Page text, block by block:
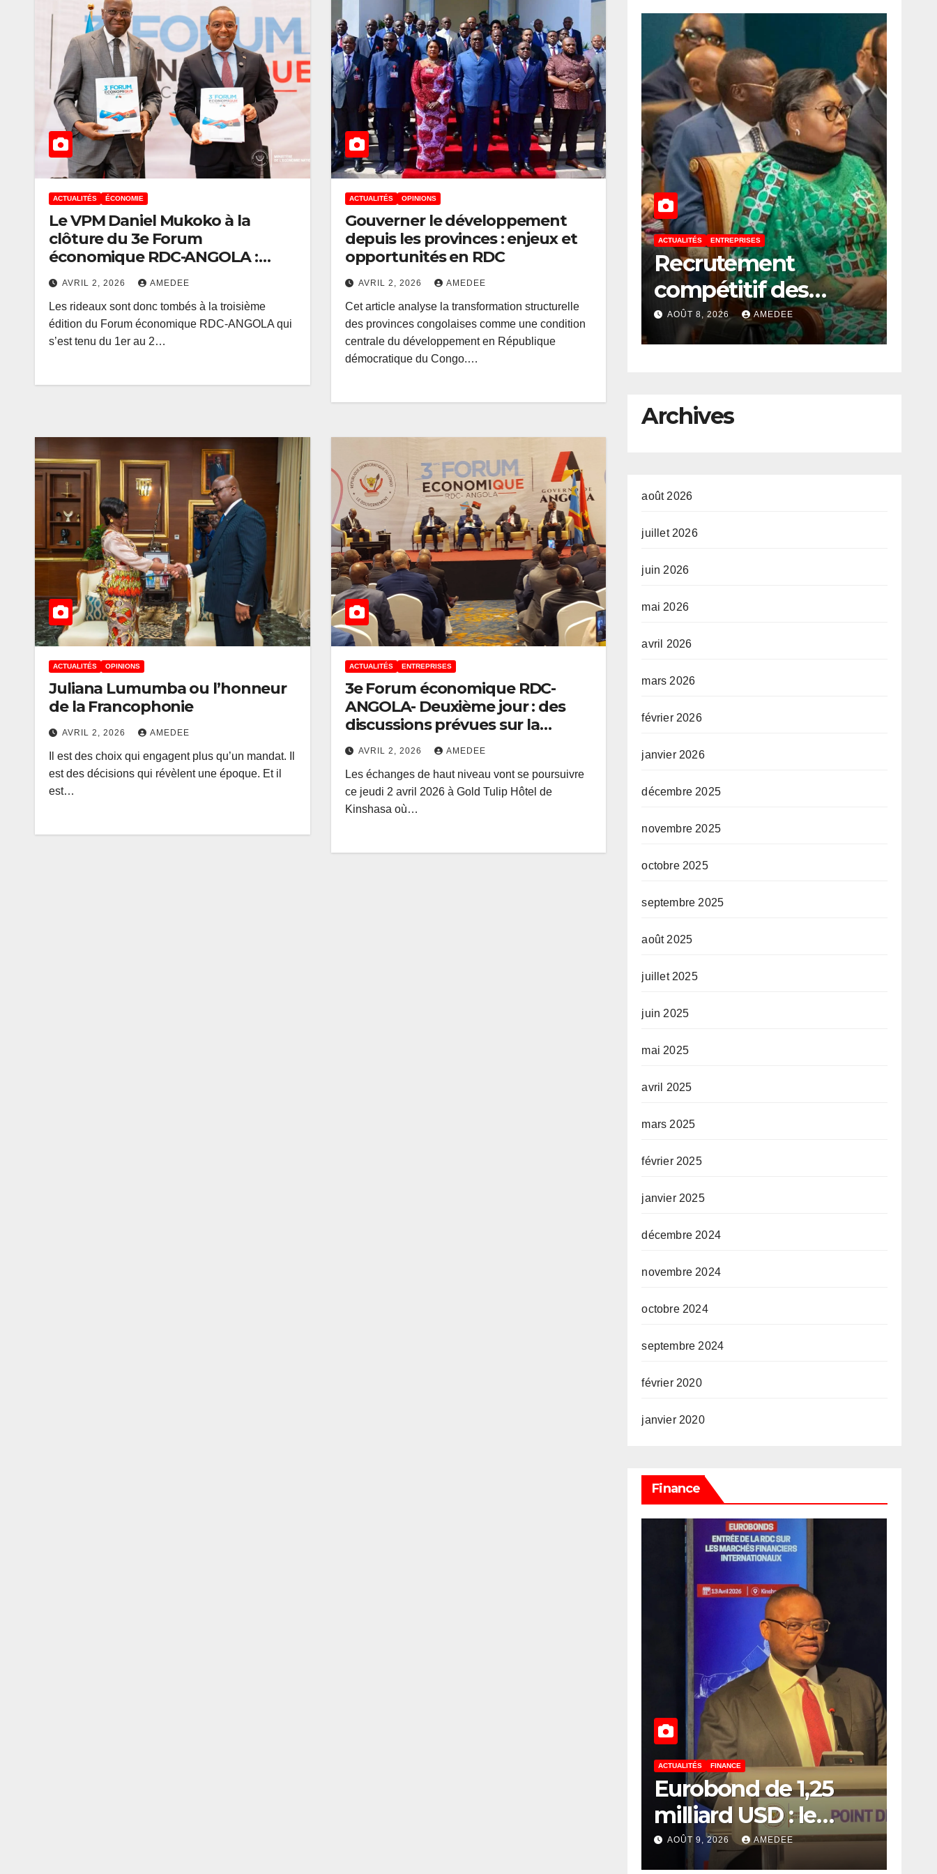
ACTUALITÉS ÉCONOMIE
Le VPM Daniel Mukoko à la
clôture du 3e Forum
économique RDC-ANGOLA :
« Nous sommes passés de la
simple intention de coopérer à
la définition de stratégies
sectorielles claires »
AVRIL 2, 2026 AMEDEE
Les rideaux sont donc tombés à la troisième
édition du Forum économique RDC-ANGOLA qui
s’est tenu du 1er au 2…
ACTUALITÉS OPINIONS
Gouverner le développement
depuis les provinces : enjeux et
opportunités en RDC
AVRIL 2, 2026 AMEDEE
Cet article analyse la transformation structurelle
des provinces congolaises comme une condition
centrale du développement en République
démocratique du Congo.…
ACTUALITÉS OPINIONS
Juliana Lumumba ou l’honneur
de la Francophonie
AVRIL 2, 2026 AMEDEE
Il est des choix qui engagent plus qu’un mandat. Il
est des décisions qui révèlent une époque. Et il
est…
ACTUALITÉS ENTREPRISES
3e Forum économique RDC-
ANGOLA- Deuxième jour : des
discussions prévues sur la
pêche, les transports, les
hydrocarbures et l’électricité
AVRIL 2, 2026 AMEDEE
Les échanges de haut niveau vont se poursuivre
ce jeudi 2 avril 2026 à Gold Tulip Hôtel de
Kinshasa où…
Eurobond de 1,25
milliard USD : le
député Flory
Mapamboli relève 4
paradoxes sur cet
endettement du
ACTUALITÉS ENTREPRISES
Recrutement
compétitif des
Mandataires publics
en RDC : la fausse
révolution de la
transparence
ACTUALITÉS ENTREPRISES
RDC : Taxer le désert
numérique
AOÛT 8, 2026 AMEDEE
Archives
août 2026
juillet 2026
juin 2026
mai 2026
avril 2026
mars 2026
février 2026
janvier 2026
décembre 2025
novembre 2025
octobre 2025
septembre 2025
août 2025
juillet 2025
juin 2025
mai 2025
avril 2025
mars 2025
février 2025
janvier 2025
décembre 2024
novembre 2024
octobre 2024
septembre 2024
février 2020
janvier 2020
Finance
ACTUALITÉS FINANCE
Eurobond de 1,25
milliard USD : le
député Flory
Mapamboli relève 4
AOÛT 9, 2026 AMEDEE